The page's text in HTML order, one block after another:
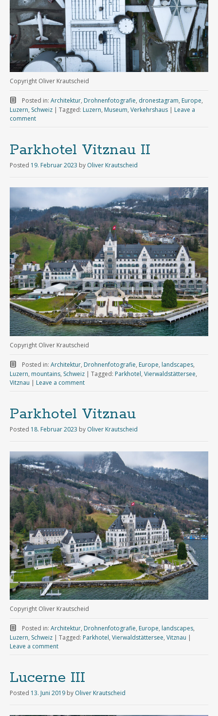
Copyright Oliver Krautscheid
Posted in: Architektur, Drohnenfotografie, dronestagram, Europe,
Luzern, Schweiz | Tagged: Luzern, Museum, Verkehrshaus | Leave a
comment
Parkhotel Vitznau II
Posted 19. Februar 2023 by Oliver Krautscheid
Copyright Oliver Krautscheid
Posted in: Architektur, Drohnenfotografie, Europe, landscapes,
Luzern, mountains, Schweiz | Tagged: Parkhotel, Vierwaldstättersee,
Vitznau | Leave a comment
Parkhotel Vitznau
Posted 18. Februar 2023 by Oliver Krautscheid
Copyright Oliver Krautscheid
Posted in: Architektur, Drohnenfotografie, Europe, landscapes,
Luzern, Schweiz Tagged: Parkhotel, Vierwaldstättersee, Vitznau
Leave a comment
Lucerne III
Posted 13. Juni 2019 by Oliver Krautscheid